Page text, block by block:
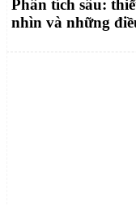
Phân tích sâu:
nhìn và những